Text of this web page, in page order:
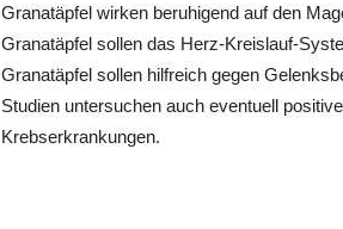
Granatäpfel wirken beruhigend auf den
Granatäpfel sollen das Herz-Kreislauf-
Granatäpfel sollen hilfreich gegen
Studien untersuchen auch eventuell
Krebserkrankungen.